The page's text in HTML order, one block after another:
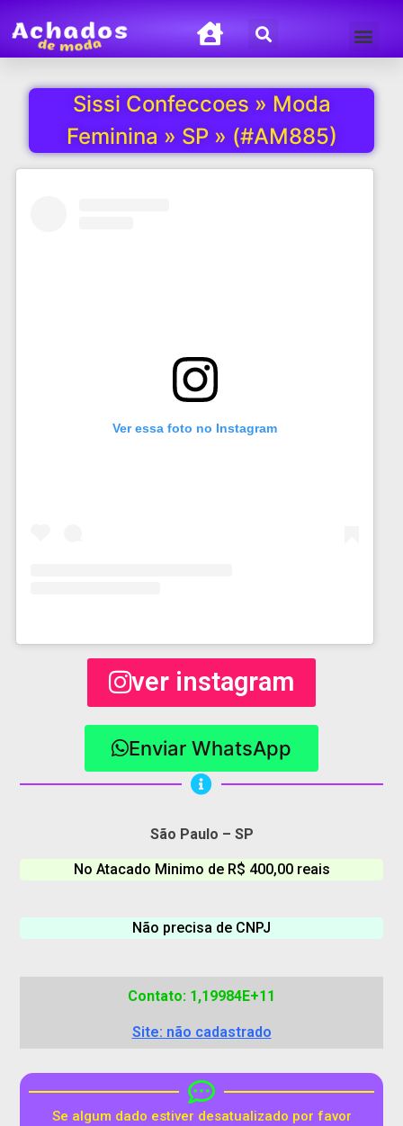
Sissi Confeccoes » Moda
Feminina » SP » (#AM885)
Ver essa foto no Instagram
ver instagram
Enviar WhatsApp
São Paulo – SP
No Atacado Minimo de R$ 400,00 reais
Não precisa de CNPJ
Contato: 1,19984E+11
Site: não cadastrado
Se algum dado estiver desatualizado por favor